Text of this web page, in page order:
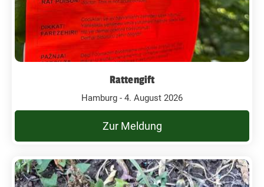
Rattengift
Hamburg - 4. August 2026
Zur Meldung